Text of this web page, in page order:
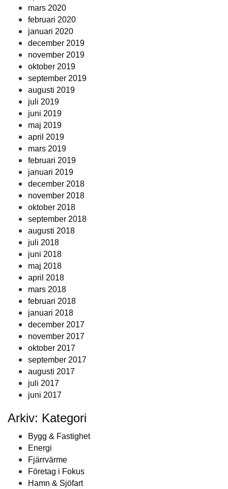
mars 2020
februari 2020
januari 2020
december 2019
november 2019
oktober 2019
september 2019
augusti 2019
juli 2019
juni 2019
maj 2019
april 2019
mars 2019
februari 2019
januari 2019
december 2018
november 2018
oktober 2018
september 2018
augusti 2018
juli 2018
juni 2018
maj 2018
april 2018
mars 2018
februari 2018
januari 2018
december 2017
november 2017
oktober 2017
september 2017
augusti 2017
juli 2017
juni 2017
Arkiv: Kategori
Bygg & Fastighet
Energi
Fjärrvärme
Företag i Fokus
Hamn & Sjöfart